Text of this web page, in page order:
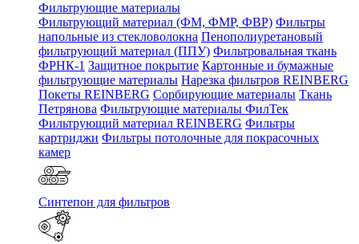
Фильтрующие материалы
Фильтрующий материал (ФМ, ФМР, ФВР) Фильтры
напольные из стекловолокна Пенополиуретановый
фильтрующий материал (ППУ) Фильтровальная ткань
ФРНК-1 Защитное покрытие Картонные и бумажные
фильтрующие материалы Нарезка фильтров REINBERG
Покеты REINBERG Сорбирующие материалы Ткань
Петрянова Фильтрующие материалы ФилТек
Фильтрующий материал REINBERG Фильтры
картриджи Фильтры потолочные для покрасочных
камер
Синтепон для фильтров